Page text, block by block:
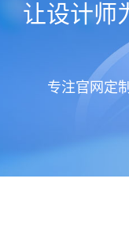
让设计师
专注官网定